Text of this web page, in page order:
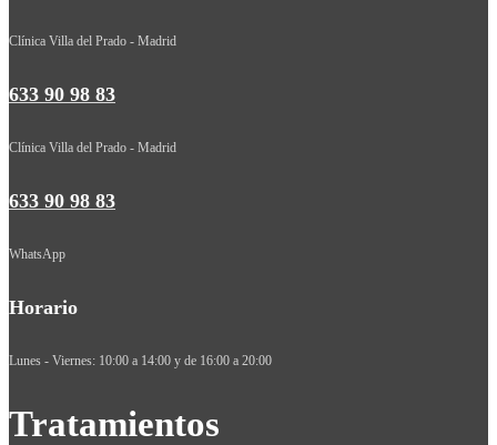
Clínica Villa del Prado - Madrid
633 90 98 83
Clínica Villa del Prado - Madrid
633 90 98 83
WhatsApp
Horario
Lunes - Viernes: 10:00 a 14:00 y de 16:00 a 20:00
Tratamientos